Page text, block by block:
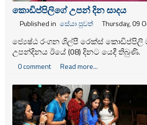
කොඩිප්පිලිගේ උපන් දින සාදය
Published in සේයා පුවත් Thursday, 09
ජ්‍යෙෂ්ඨ රංගන ශිල්පී රෙක්ස් කොඩිප්පිලි
උපන්දිනය ඊයේ (08) දිනට යෙදී තිබුණි.
0 comment Read more...